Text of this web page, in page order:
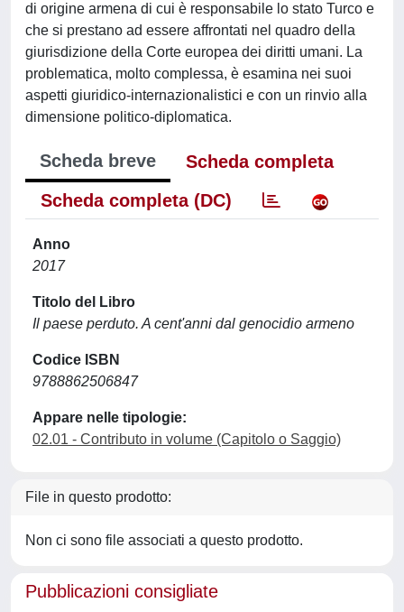
di origine armena di cui è responsabile lo stato Turco e
che si prestano ad essere affrontati nel quadro della
giurisdizione della Corte europea dei diritti umani. La
problematica, molto complessa, è esamina nei suoi
aspetti giuridico-internazionalistici e con un rinvio alla
dimensione politico-diplomatica.
Scheda breve
Scheda completa
Scheda completa (DC)
Anno
2017
Titolo del Libro
Il paese perduto. A cent'anni dal genocidio armeno
Codice ISBN
9788862506847
Appare nelle tipologie:
02.01 - Contributo in volume (Capitolo o Saggio)
File in questo prodotto:
Non ci sono file associati a questo prodotto.
Pubblicazioni consigliate